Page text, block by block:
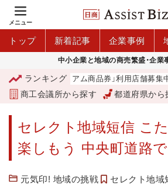
メニュー
トップ 新着記事 企業事例
中小企業と地域の商売繁盛・企業
ランキング
「青森市プレミアム商品券」利用店舗募集中（
商工会議所から探す 都道府県から
セレクト地域短信 こ
楽しもう 中央町道路
元気印! 地域の挑戦
セレクト地域